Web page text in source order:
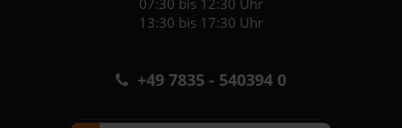
07:30 bis 12:30 Uhr
13:30 bis 17:30 Uhr
+49 7835 - 540394 0